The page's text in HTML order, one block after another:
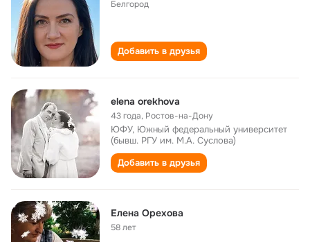
Белгород
Добавить в друзья
elena orekhova
43 года, Ростов-на-Дону
ЮФУ, Южный федеральный университет
(бывш. РГУ им. М.А. Суслова)
Добавить в друзья
Елена Орехова
58 лет